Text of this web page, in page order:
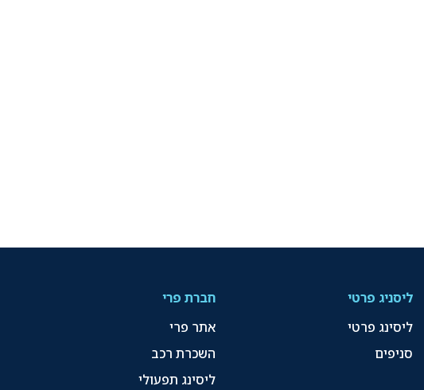
ליסניג פרטי
ליסינג פרטי
סניפים
חברת פרי
אתר פרי
השכרת רכב
ליסינג תפעולי